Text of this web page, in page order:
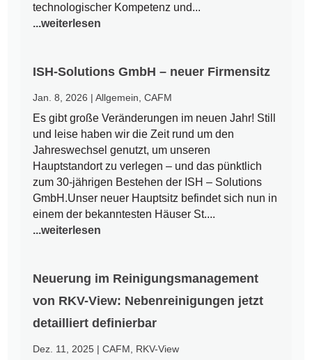
technologischer Kompetenz und...
...weiterlesen
ISH-Solutions GmbH – neuer Firmensitz
Jan. 8, 2026 |Allgemein ,CAFM
Es gibt große Veränderungen im neuen Jahr! Still
und leise haben wir die Zeit rund um den
Jahreswechsel genutzt, um unseren
Hauptstandort zu verlegen – und das pünktlich
zum 30-jährigen Bestehen der ISH – Solutions
GmbH.Unser neuer Hauptsitz befindet sich nun in
einem der bekanntesten Häuser St....
...weiterlesen
Neuerung im Reinigungsmanagement
von RKV-View: Nebenreinigungen jetzt
detailliert definierbar
Dez. 11, 2025 |CAFM RKV-View